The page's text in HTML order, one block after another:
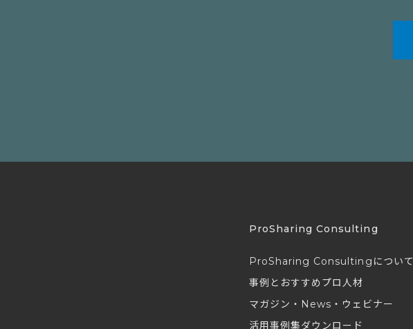
ProSharing Consulting
ProSharing Consultingについて
事例とおすすめプロ人材
マガジン・News・ウェビナー
活用事例集ダウンロード